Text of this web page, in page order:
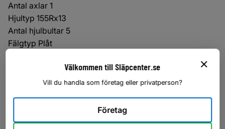
Antal axlar 1
Hjultyp 155Rx13
Antal hjulbultar 5
Fälgtyp Plåt
Invändiga bindöglor 8
Utvändiga bindkrokar 12
Omdömen
Välkommen till Släpcenter.se
Vill du handla som företag eller privatperson?
Företag